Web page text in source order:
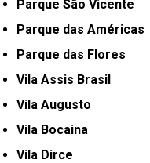
Parque São Vicente
Parque das Américas
Parque das Flores
Vila Assis Brasil
Vila Augusto
Vila Bocaina
Vila Dirce